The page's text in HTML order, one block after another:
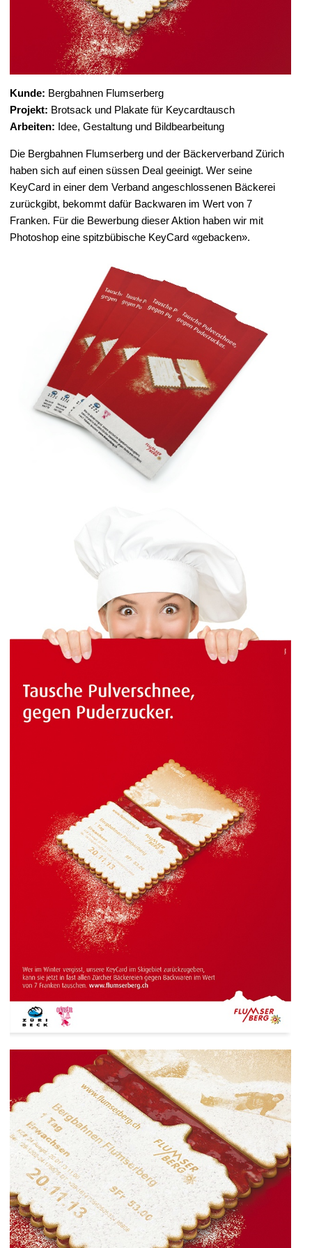
Kunde: Bergbahnen Flumserberg
Projekt: Brotsack und Plakate für Keycardtausch
Arbeiten: Idee, Gestaltung und Bildbearbeitung
Die Bergbahnen Flumserberg und der Bäckerverband Zürich
haben sich auf einen süssen Deal geeinigt. Wer seine
KeyCard in einer dem Verband angeschlossenen Bäckerei
zurückgibt, bekommt dafür Backwaren im Wert von 7
Franken. Für die Bewerbung dieser Aktion haben wir mit
Photoshop eine spitzbübische KeyCard «gebacken».